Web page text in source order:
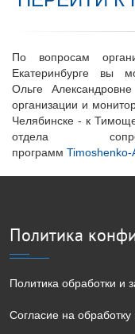
По вопросам
Екатеринбурге вы
Ольге
организации и
Челябинске - к
отдела
программ Timoshenko-
Политика
Политика обработки и
Согласие на